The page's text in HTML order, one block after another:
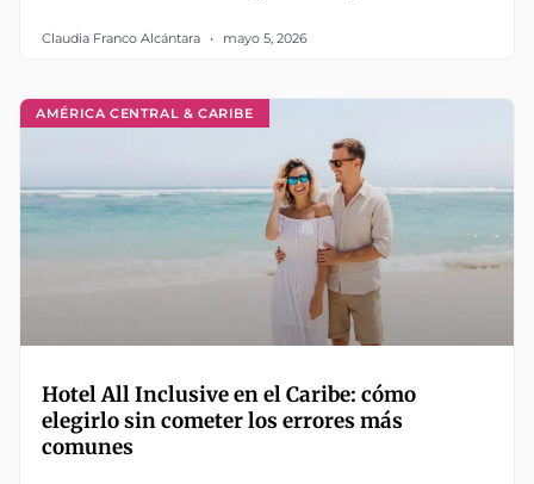
Claudia Franco Alcántara mayo 5, 2026
AMÉRICA CENTRAL & CARIBE
Hotel All Inclusive en el Caribe: cómo
elegirlo sin cometer los errores más
comunes